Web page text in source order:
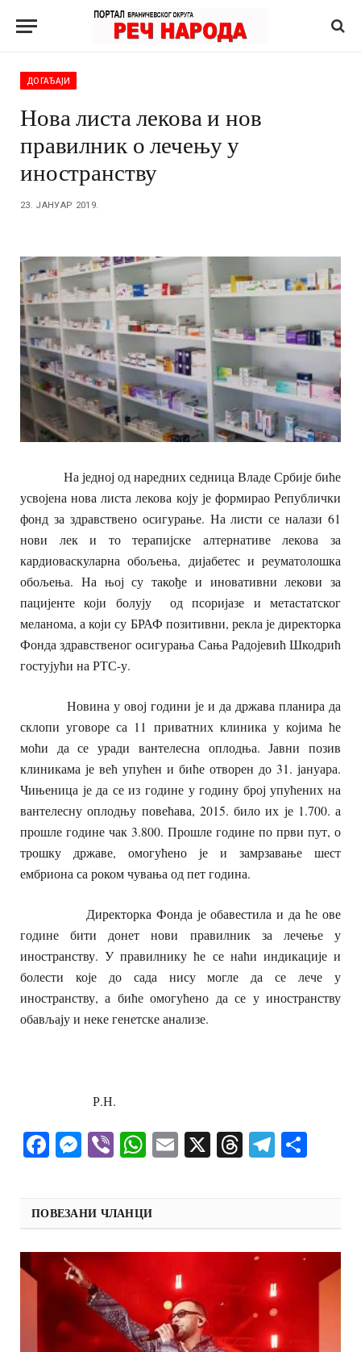
ДОГАЂАЈИ
Нова листа лекова и нов
правилник о лечењу у
иностранству
23. ЈАНУАР 2019.
На једној од наредних седница Владе Србије биће
усвојена нова листа лекова коју је формирао Републички
фонд за здравствено осигурање. На листи се налази 61
нови лек и то терапијске алтернативе лекова за
кардиоваскуларна обољења, дијабетес и реуматолошка
обољења. На њој су такође и иновативни лекови за
пацијенте који болују од псоријазе и метастатског
меланома, а који су БРАФ позитивни, рекла је директорка
Фонда здравственог осигурања Сања Радојевић Шкодрић
гостујући на РТС-у.
Новина у овој години је и да држава планира да
склопи уговоре са 11 приватних клиника у којима ће
моћи да се уради вантелесна оплодња. Јавни позив
клиникама је већ упућен и биће отворен до 31. јануара.
Чињеница је да се из године у годину број упућених на
вантелесну оплодњу повећава, 2015. било их је 1.700. а
прошле године чак 3.800. Прошле године по први пут, о
трошку државе, омогућено је и замрзавање шест
ембриона са роком чувања од пет година.
Директорка Фонда је обавестила и да ће ове
године бити донет нови правилник за лечење у
иностранству. У правилнику ће се наћи индикације и
болести које до сада нису могле да се лече у
иностранству, а биће омогућено да се у иностранству
обављају и неке генетске анализе.
Р.Н.
Facebook
Messenger
ViberWhatsApp
Email
X Threads
ПОВЕЗАНИ ЧЛАНЦИ